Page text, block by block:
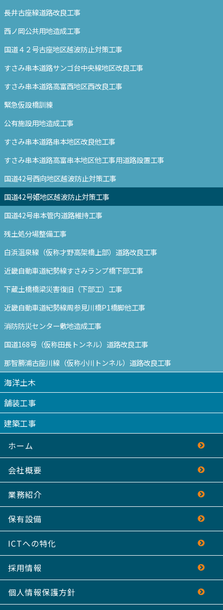
長井古座線道路改良工事
西ノ岡公共用地造成工事
国道４２号古座地区越波防止対策工事
すさみ串本道路サンゴ台中央線地区改良工事
すさみ串本道路高富西地区西改良工事
緊急仮設橋訓練
公有施設用地造成工事
すさみ串本道路串本地区改良他工事
すさみ串本道路高富串本地区他工事用道路設置工事
国道42号西向地区越波防止対策工事
国道42号姫地区越波防止対策工事
国道42号串本管内道路維持工事
残土処分場整備工事
白浜温泉線（仮称才野高架橋上部）道路改良工事
近畿自動車道紀勢線すさみランプ橋下部工事
下蔵土橋橋梁災害復旧（下部工）工事
近畿自動車道紀勢線周参見川橋P1橋脚他工事
消防防災センター敷地造成工事
国道168号（仮称田長トンネル）道路改良工事
那智勝浦古座川線（仮称小川トンネル）道路改良工事
海洋土木
舗装工事
建築工事
ホーム
会社概要
業務紹介
保有設備
ICTへの特化
採用情報
個人情報保護方針